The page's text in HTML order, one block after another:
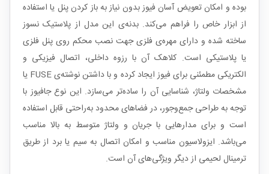
بوده و امکان تعویض آسان فیوز بدون نیاز به باز کردن پنل یا استفاده
از ابزار خاص را فراهم می‌کند. بدنه‌ی این مدل از پلاستیک نسوز
ساخته شده و دارای مهره‌ی فلزی جهت نصب محکم روی پنل فلزی
یا پلاستیکی است. کلاهک آن با رزوه داخلی، اتصال فیزیکی و
الکتریکی مطمئنی برای فیوز ایجاد کرده و با داشتن نوشته‌ی FUSE یا
مشخصات ولتاژ، شناسایی آن را ساده‌تر می‌سازد. این نوع جافیوز با
توجه به طراحی جمع‌وجور، در فضاهای محدود به‌راحتی قابل استفاده
است و برای مدارهایی با جریان و ولتاژ متوسط به بالا مناسب
می‌باشد. ایزولاسیون مناسب و امکان اتصال به سیم یا برد از طریق
ترمینال لحیمی از دیگر ویژگی‌های آن است.